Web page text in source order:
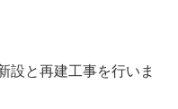
設と再建工事を行いま